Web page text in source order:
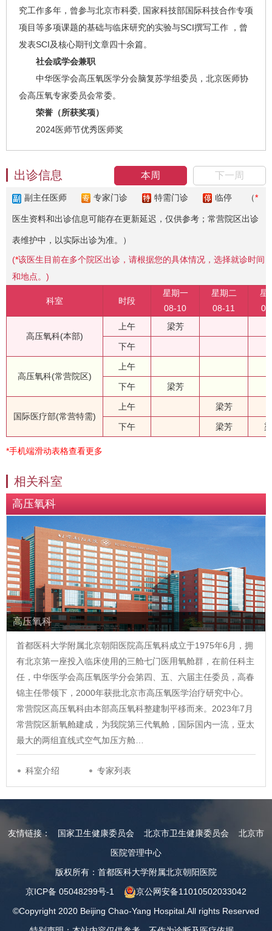
究工作多年，曾参与北京市科委, 国家科技部国际科技合作专项
项目等多项课题的基础与临床研究的实验与SCI撰写工作 ，曾
发表SCI及核心期刊文章四十余篇。
社会或学会兼职
中华医学会高压氧医学分会脑复苏学组委员，北京医师协
会高压氧专家委员会常委。
荣誉（所获奖项）
2024医师节优秀医师奖
本周 下一周
出诊信息
副主任医师 专家门诊 特需门诊 临停 （*
医生资料和出诊信息可能存在更新延迟，仅供参考；常营院区出诊
表维护中，以实际出诊为准。）
(*该医生目前在多个院区出诊，请根据您的具体情况，选择就诊时间
和地点。)
科室 时段
星期一
08-10
星期二
08-11
星
高压氧科(本部)
上午 梁芳
下午
高压氧科(常营院区)
上午
下午 梁芳
国际医疗部(常营特需)
上午 梁芳
下午 梁芳
*手机端滑动表格查看更多
相关科室
高压氧科
高压氧科
首都医科大学附属北京朝阳医院高压氧科成立于1975年6月，拥
有北京第一座投入临床使用的三舱七门医用氧舱群，在前任科主
任，中华医学会高压氧医学分会第四、五、六届主任委员，高春
锦主任带领下，2000年获批北京市高压氧医学治疗研究中心。
常营院区高压氧科由本部高压氧科整建制平移而来。2023年7月
常营院区新氧舱建成，为我院第三代氧舱，国际国内一流，亚太
最大的两组直线式空气加压方舱…
科室介绍 专家列表
友情链接： 国家卫生健康委员会 北京市卫生健康委员会
北京市
医院管理中心
版权所有：首都医科大学附属北京朝阳医院
京ICP备 05048299号-1
京公网安备11010502033042
©Copyright 2020 Beijing Chao-Yang Hospital.All rights Reserved